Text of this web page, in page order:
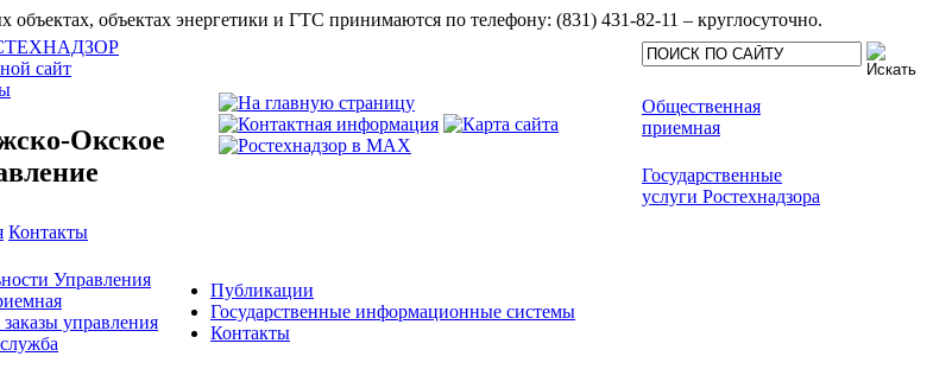
объектах энергетики и ГТС принимаются по телефону: (831) 431-82-11 – круглосуточно.
сайт
Окское
Общественная
приемная
Государственные
услуги Ростехнадзора
Контакты
Управления
управления
Публикации
Государственные информационные системы
Контакты